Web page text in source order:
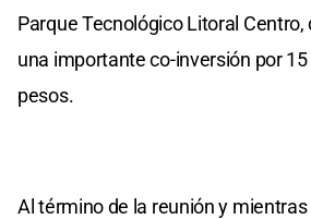
Parque Tecnológico Litoral
una importante co-inversión por
pesos.
Al término de la reunión y